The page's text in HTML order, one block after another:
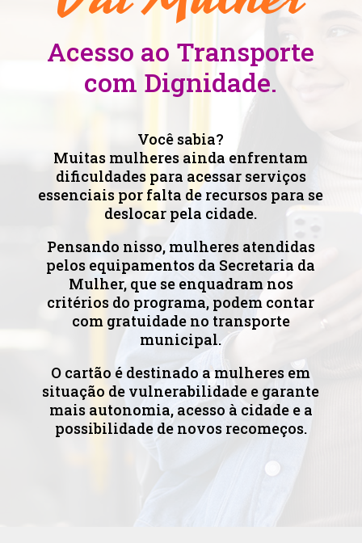
Acesso ao Transporte
com Dignidade.
Você sabia?
Muitas mulheres ainda enfrentam
dificuldades para acessar serviços
essenciais por falta de recursos para se
deslocar pela cidade.
Pensando nisso, mulheres atendidas
pelos equipamentos da Secretaria da
Mulher, que se enquadram nos
critérios do programa, podem contar
com gratuidade no transporte
municipal.
O cartão é destinado a mulheres em
situação de vulnerabilidade e garante
mais autonomia, acesso à cidade e a
possibilidade de novos recomeços.